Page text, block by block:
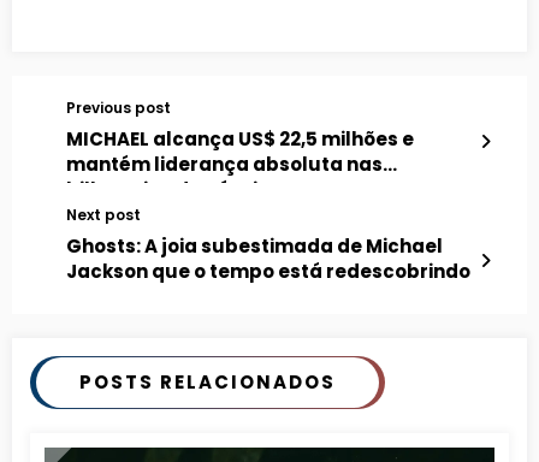
Previous post
MICHAEL alcança US$ 22,5 milhões e
mantém liderança absoluta nas
bilheterias da Rússia
Next post
Ghosts: A joia subestimada de Michael
Jackson que o tempo está redescobrindo
POSTS RELACIONADOS